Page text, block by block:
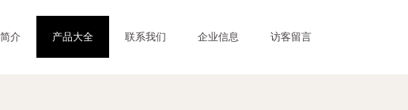
介 产品大全 联系我们 企业信息 访客留言